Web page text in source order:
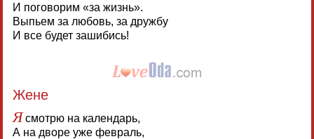
И поговорим «за жизнь».
Выпьем за любовь, за дружбу
И все будет зашибись!
Жене
Ясмотрю на календарь,
А на дворе уже февраль,